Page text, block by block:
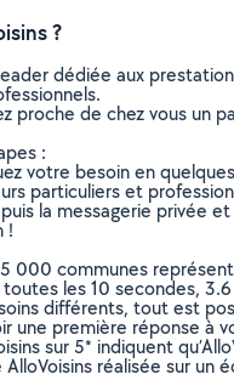
?
dédiée aux
proche de chez vous un
:
votre besoin en
particuliers et
la messagerie privée
!
000 communes
les 10 secondes,
différents, tout est
une première réponse à
sur 5* indiquent
réalisée sur